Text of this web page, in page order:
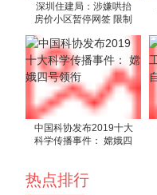
深圳住建局：涉嫌哄抬
房价小区暂停网签 限制
中国科协发布2019十大
科学传播事件： 嫦娥四
热点排行